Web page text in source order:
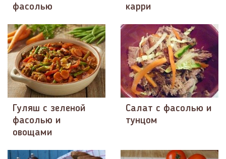
фасолью
карри
Гуляш с зеленой
фасолью и
овощами
Салат с фасолью и
тунцом